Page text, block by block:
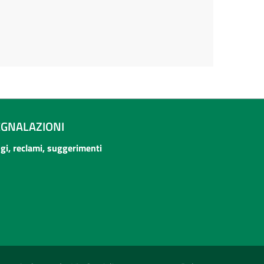
reclami, suggerimenti